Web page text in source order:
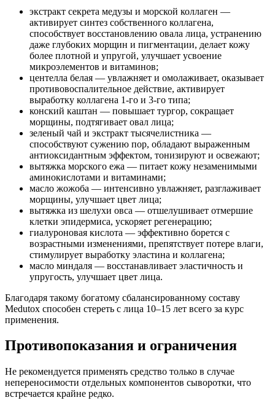
экстракт секрета медузы и морской коллаген —
активирует синтез собственного коллагена,
способствует восстановлению овала лица, устранению
даже глубоких морщин и пигментации, делает кожу
более плотной и упругой, улучшает усвоение
микроэлементов и витаминов;
центелла белая — увлажняет и омолаживает, оказывает
противовоспалительное действие, активирует
выработку коллагена 1-го и 3-го типа;
конский каштан — повышает тургор, сокращает
морщины, подтягивает овал лица;
зеленый чай и экстракт тысячелистника —
способствуют сужению пор, обладают выраженным
антиоксидантным эффектом, тонизируют и освежают;
вытяжка морского ежа — питает кожу незаменимыми
аминокислотами и витаминами;
масло жожоба — интенсивно увлажняет, разглаживает
морщины, улучшает цвет лица;
вытяжка из шелухи овса — отшелушивает отмершие
клетки эпидермиса, ускоряет регенерацию;
гиалуроновая кислота — эффективно борется с
возрастными изменениями, препятствует потере влаги,
стимулирует выработку эластина и коллагена;
масло миндаля — восстанавливает эластичность и
упругость, улучшает цвет лица.
Благодаря такому богатому сбалансированному составу
Medutox способен стереть с лица 10–15 лет всего за курс
применения.
Противопоказания и ограничения
Не рекомендуется применять средство только в случае
непереносимости отдельных компонентов сыворотки, что
встречается крайне редко.